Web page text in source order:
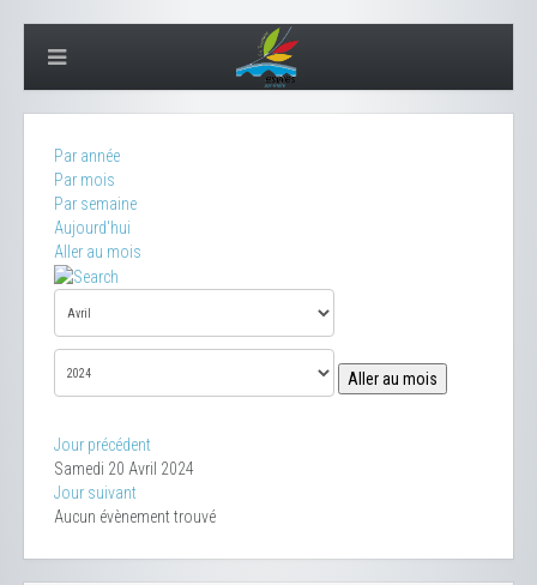
Par année
Par mois
Par semaine
Aujourd'hui
Aller au mois
Aller au mois
Jour précédent
Samedi 20 Avril 2024
Jour suivant
Aucun évènement trouvé